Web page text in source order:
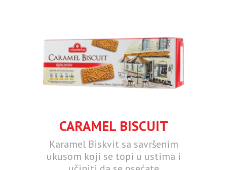
CARAMEL BISCUIT
Karamel Biskvit sa savršenim
ukusom koji se topi u ustima i